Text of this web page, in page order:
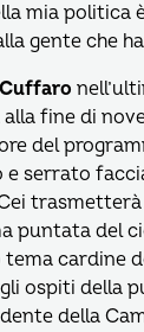
mia
gente che
fine di
del
e serrato
puntata del
cardine
ospiti della
della